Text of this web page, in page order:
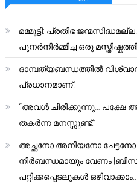
മമ്മൂട്ടി: പ്രതിഭ
പുനർനിർമ്മിച്ച ഒരു
ദാമ്പത്യബന്ധത്തിൽ
പ്രധാനമാണ്.
“അവൾ ചിരിക്കുന്നു… പക്ഷേ ആ
തകർന്ന മനസ്സുണ്ട്.”
അച്ഛനോ അനിയനോ ചേട്ടനോ
നിർബന്ധമായും വേണം
പറ്റിക്കപ്പെടലുകൾ ഒഴിവാക്കാം..